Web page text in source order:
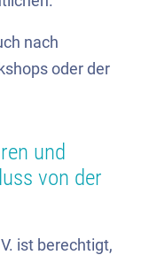
nach
oder der
und
von der
ist berechtigt,